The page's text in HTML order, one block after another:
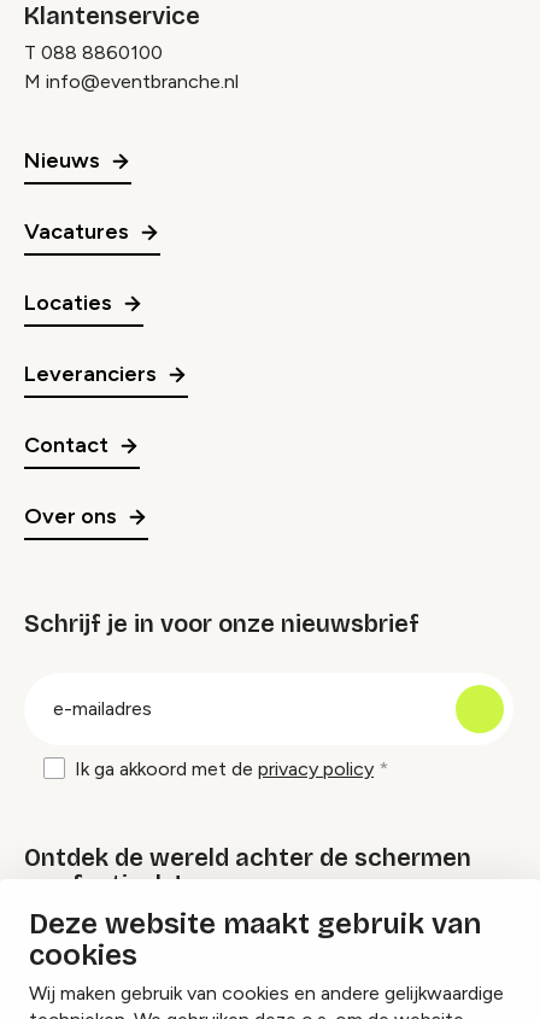
Deze website maakt gebruik van
cookies
Wij maken gebruik van cookies en andere gelijkwaardige
Klantenservice
T 088 8860100
M info@eventbranche.nl
Nieuws
Vacatures
Locaties
Leveranciers
Contact
Over ons
Schrijf je in voor onze nieuwsbrief
Ik ga akkoord met de privacy policy
Ontdek de wereld achter de schermen
van festivals!
Lees onze Festival Specials